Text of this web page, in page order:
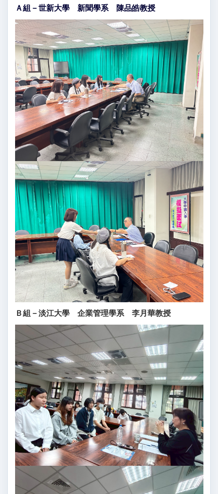
Ａ組－世新大學 新聞學系 陳品皓教授
Ｂ組－淡江大學 企業管理學系 李月華教授